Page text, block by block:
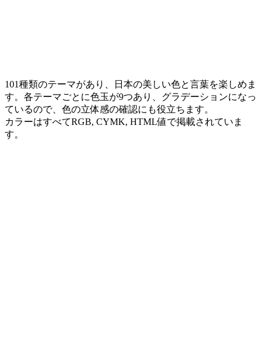
101種類のテーマがあり、日本の美しい色と言葉を楽しめま
す。各テーマごとに色玉が9つあり、グラデーションになっ
ているので、色の立体感の確認にも役立ちます。
カラーはすべてRGB, CYMK, HTML値で掲載されていま
す。